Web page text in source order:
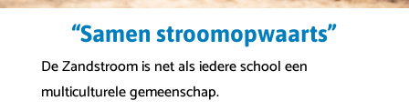
“Samen stroomopwaarts”
De Zandstroom is net als iedere school een
multiculturele gemeenschap.